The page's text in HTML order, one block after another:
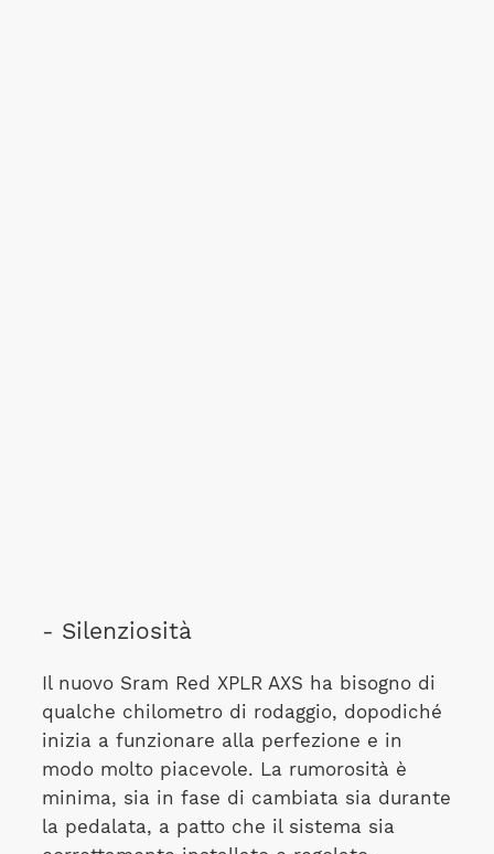
- Silenziosità
Il nuovo Sram Red XPLR AXS ha bisogno di
qualche chilometro di rodaggio, dopodiché
inizia a funzionare alla perfezione e in
modo molto piacevole. La rumorosità è
minima, sia in fase di cambiata sia durante
la pedalata, a patto che il sistema sia